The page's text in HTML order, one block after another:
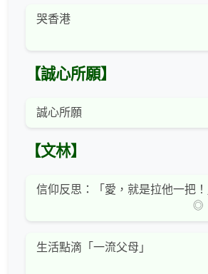
哭香港
【誠心所願】
誠心所願
【文林】
信仰反思：「愛，就是拉他一把！
◎
生活點滴「一流父母」